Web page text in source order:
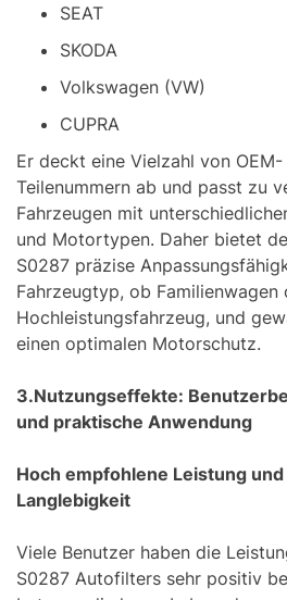
SEAT
SKODA
Volkswagen (VW)
CUPRA
Er deckt eine Vielzahl von OEM-
Teilenummern ab und passt zu
Fahrzeugen mit
und Motortypen. Daher bietet
S0287 präzise
Fahrzeugtyp, ob Familienwagen
Hochleistungsfahrzeug, und
einen optimalen Motorschutz.
3.Nutzungseffekte:
und praktische Anwendung
Hoch empfohlene Leistung und
Langlebigkeit
Viele Benutzer haben die
S0287 Autofilters sehr positiv